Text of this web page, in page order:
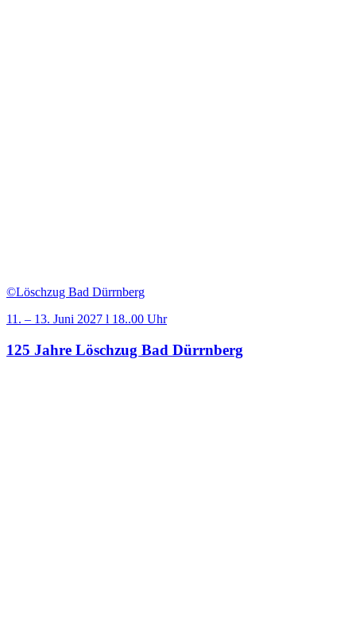
©Löschzug Bad Dürrnberg
11. – 13. Juni 2027 l 18..00 Uhr
125 Jahre Löschzug Bad Dürrnberg